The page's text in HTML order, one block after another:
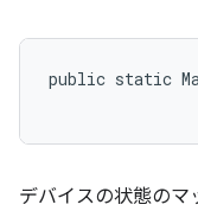
public static
デバイスの状態のマ